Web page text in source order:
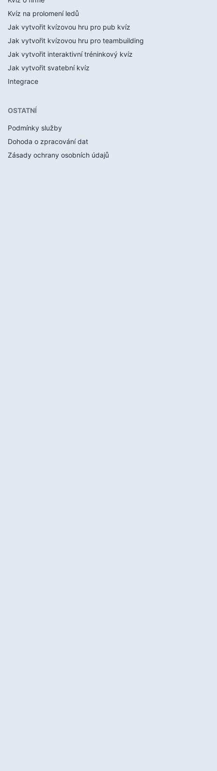
Kvíz na prolomení ledů
Jak vytvořit kvízovou hru pro pub kvíz
Jak vytvořit kvízovou hru pro teambuilding
Jak vytvořit interaktivní tréninkový kvíz
Jak vytvořit svatební kvíz
Integrace
OSTATNÍ
Podmínky služby
Dohoda o zpracování dat
Zásady ochrany osobních údajů